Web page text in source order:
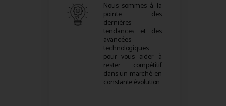
Nous sommes à la
pointe des
dernières
tendances et des
avancées
technologiques
pour vous aider à
rester compétitif
dans un marché en
constante évolution.